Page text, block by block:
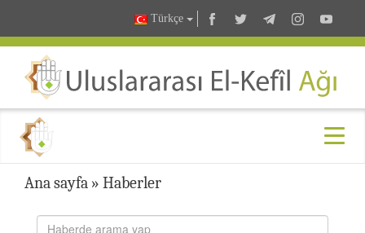
Türkçe
Ana sayfa » Haberler